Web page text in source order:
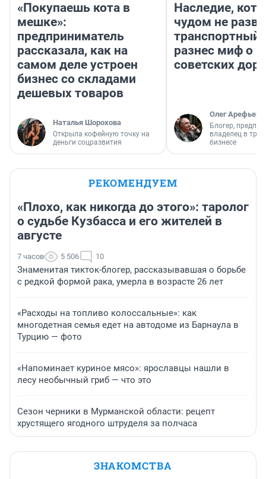
«Покупаешь кота в
мешке»:
предприниматель
рассказала, как на
самом деле устроен
бизнес со складами
дешевых товаров
Наталья Шорохова
Открыла кофейную точку на
деньги соцразвития
Наследие,
чудом не
транспортный
разнес миф о
советских
Олег Арефьев
Блогер,
владелец в
бизнесе
РЕКОМЕНДУЕМ
«Плохо, как никогда до этого»: таролог
о судьбе Кузбасса и его жителей в
августе
7 часов 5 506 10
Знаменитая тикток-блогер, рассказывавшая о борьбе
с редкой формой рака, умерла в возрасте 26 лет
«Расходы на топливо колоссальные»: как
многодетная семья едет на автодоме из Барнаула в
Турцию — фото
«Напоминает куриное мясо»: ярославцы нашли в
лесу необычный гриб — что это
Сезон черники в Мурманской области: рецепт
хрустящего ягодного штруделя за полчаса
ЗНАКОМСТВА